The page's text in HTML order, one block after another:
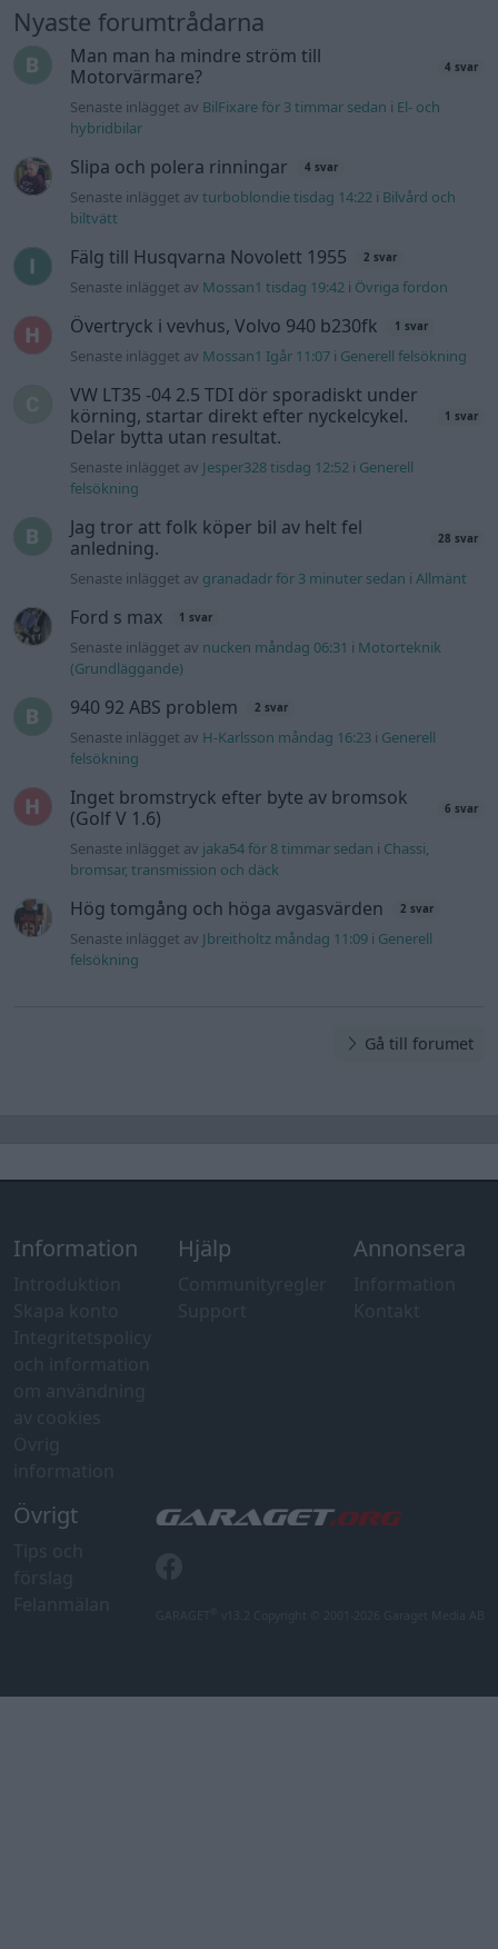
Nyaste forumtrådarna
Man man ha mindre ström till
Motorvärmare?
4 svar
Senaste inlägget av BilFixare för 3 timmar sedan i El- och
hybridbilar
Slipa och polera rinningar 4 svar
Senaste inlägget avturboblondie tisdag 14:22 i Bilvård och
biltvätt
Fälg till Husqvarna Novolett 1955 2 svar
Senaste inlägget av Mossan1 tisdag 19:42 i Övriga fordon
Övertryck i vevhus, Volvo 940 b230fk 1 svar
Senaste inlägget av Mossan1 Igår 11:07 i Generell felsökning
VW LT35 -04 2.5 TDI dör sporadiskt under
körning, startar direkt efter nyckelcykel.
Delar bytta utan resultat.
1 svar
Senaste inlägget av Jesper328 tisdag 12:52 i Generell
felsökning
Jag tror att folk köper bil av helt fel
anledning.
28 svar
Senaste inlägget av granadadr för 3 minuter sedan iAllmänt
Ford s max 1 svar
Senaste inlägget av nucken måndag 06:31 i Motorteknik
(Grundläggande)
940 92 ABS problem 2 svar
Senaste inlägget av H-Karlsson måndag 16:23 i Generell
felsökning
Inget bromstryck efter byte av bromsok
(Golf V 1.6)
6 svar
Senaste inlägget av jaka54 för 8 timmar sedan i Chassi,
bromsar, transmission och däck
Hög tomgång och höga avgasvärden 2 svar
Senaste inlägget av Jbreitholtz måndag 11:09 i Generell
felsökning
Gå till forumet
Information Hjälp Annonsera
Övrigt